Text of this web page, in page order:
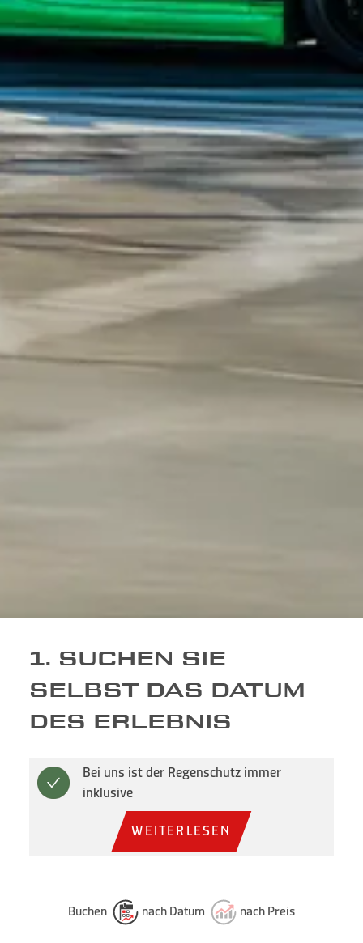
1. SUCHEN SIE
SELBST DAS DATUM
DES ERLEBNIS
Bei uns ist der Regenschutz immer
inklusive
WEITERLESEN
Buchen nach Datum nach Preis